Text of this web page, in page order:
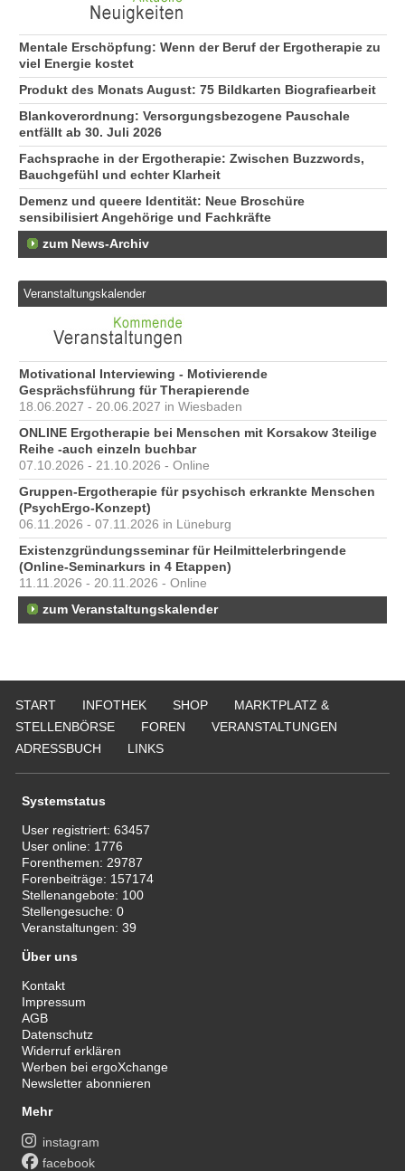
Mentale Erschöpfung: Wenn der Beruf der Ergotherapie zu
viel Energie kostet
Produkt des Monats August: 75 Bildkarten Biografiearbeit
Blankoverordnung: Versorgungsbezogene Pauschale
entfällt ab 30. Juli 2026
Fachsprache in der Ergotherapie: Zwischen Buzzwords,
Bauchgefühl und echter Klarheit
Demenz und queere Identität: Neue Broschüre
sensibilisiert Angehörige und Fachkräfte
zum News-Archiv
Veranstaltungskalender
Motivational Interviewing - Motivierende
Gesprächsführung für Therapierende
18.06.2027 - 20.06.2027 in Wiesbaden
ONLINE Ergotherapie bei Menschen mit Korsakow 3teilige
Reihe -auch einzeln buchbar
07.10.2026 - 21.10.2026 - Online
Gruppen-Ergotherapie für psychisch erkrankte Menschen
(PsychErgo-Konzept)
06.11.2026 - 07.11.2026 in Lüneburg
Existenzgründungsseminar für Heilmittelerbringende
(Online-Seminarkurs in 4 Etappen)
11.11.2026 - 20.11.2026 - Online
zum Veranstaltungskalender
START INFOTHEK SHOP
MARKTPLATZ &
STELLENBÖRSE
FOREN
VERANSTALTUNGEN
ADRESSBUCH
LINKS
Systemstatus
User registriert:63457
User online: 1776
Forenthemen: 29787
Forenbeiträge: 157174
Stellenangebote: 100
Stellengesuche:0
Veranstaltungen:39
Über uns
Kontakt
Impressum
AGB
Datenschutz
Widerruf erklären
Werben bei ergoXchange
Newsletter abonnieren
Mehr
instagram
facebook